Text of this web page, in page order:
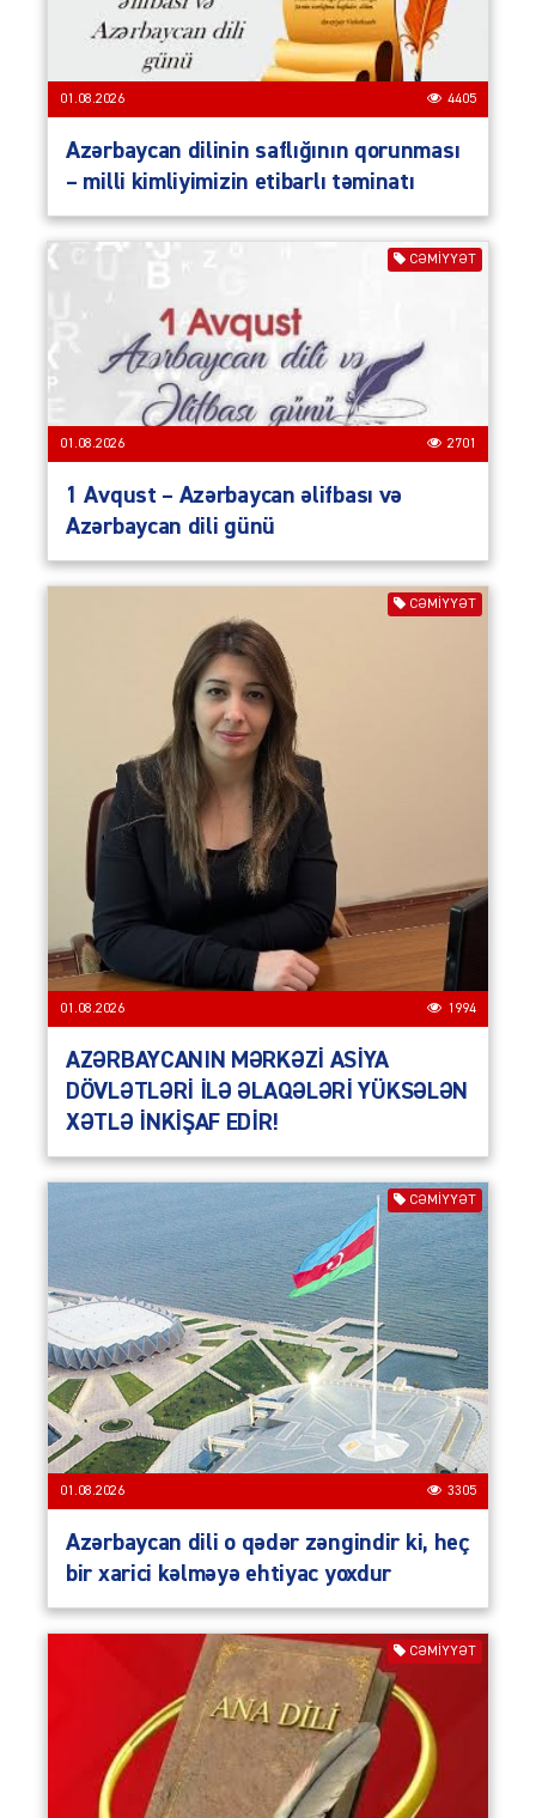
01.08.2026 4405
Azərbaycan dilinin saflığının qorunması
– milli kimliyimizin etibarlı təminatı
CƏMIYYƏT
01.08.2026 2701
1 Avqust – Azərbaycan əlifbası və
Azərbaycan dili günü
CƏMIYYƏT
01.08.2026 1994
AZƏRBAYCANIN MƏRKƏZİ ASİYA
DÖVLƏTLƏRİ İLƏ ƏLAQƏLƏRİ YÜKSƏLƏN
XƏTLƏ İNKİŞAF EDİR!
CƏMIYYƏT
01.08.2026 3305
Azərbaycan dili o qədər zəngindir ki, heç
bir xarici kəlməyə ehtiyac yoxdur
CƏMIYYƏT